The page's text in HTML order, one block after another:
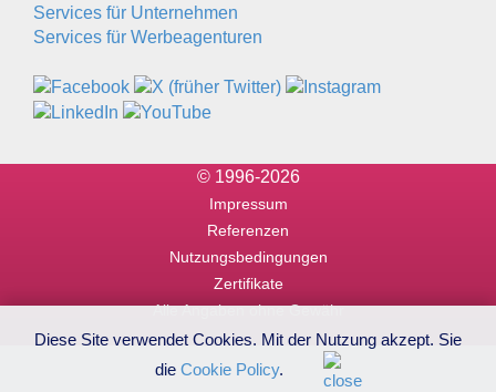
Services für Unternehmen
Services für Werbeagenturen
© 1996-2026
Impressum
Referenzen
Nutzungsbedingungen
Zertifikate
Alle Angaben ohne Gewähr
Diese Site verwendet Cookies. Mit der Nutzung akzept. Sie
die Cookie Policy.